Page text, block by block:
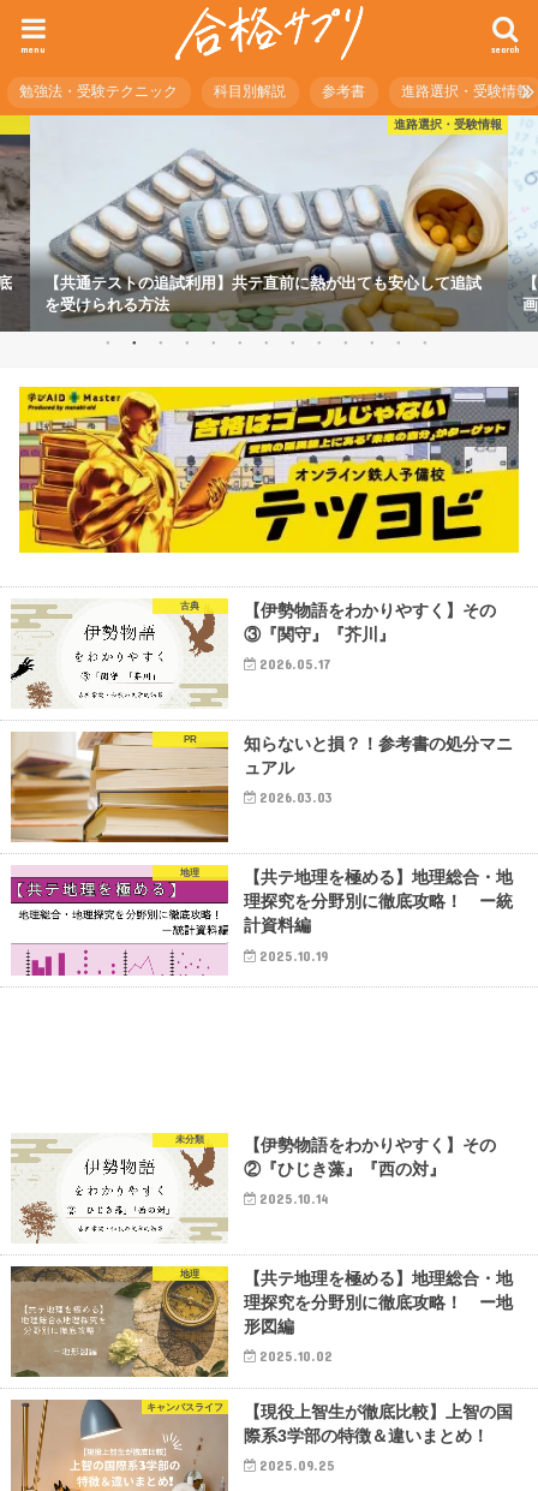
search
menu
勉強法・受験テクニック 科目別解説 参考書 進路選択・受験情報
進路選択・受験情報
【共通テストの追試利用】共テ直前に熱が出ても安心して追試
を受けられる方法
古典
【伊勢物語をわかりやすく】その
③『関守』『芥川』
2026.05.17
PR
知らないと損？！参考書の処分マニ
ュアル
2026.03.03
地理
【共テ地理を極める】地理総合・地
理探究を分野別に徹底攻略！ ー統
計資料編
2025.10.19
未分類
【伊勢物語をわかりやすく】その
②『ひじき藻』『西の対』
2025.10.14
地理
【共テ地理を極める】地理総合・地
理探究を分野別に徹底攻略！ ー地
形図編
2025.10.02
キャンパスライフ
【現役上智生が徹底比較】上智の国
際系3学部の特徴＆違いまとめ！
2025.09.25